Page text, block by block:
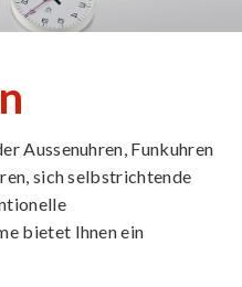
Aussenuhren, Funkuhren
sich selbstrichtende
bietet Ihnen ein